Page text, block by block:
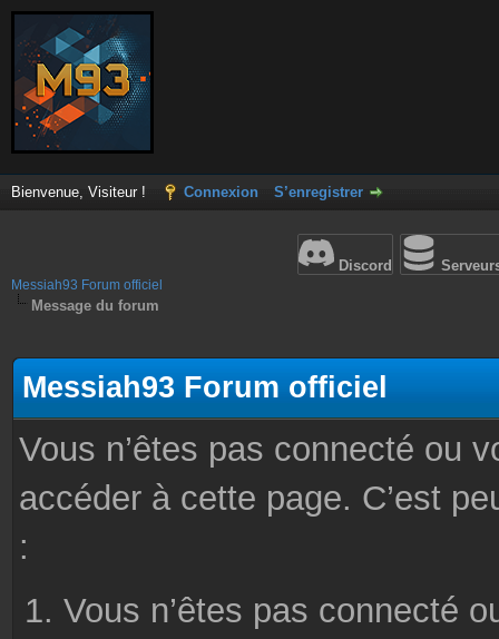
Bienvenue, Visiteur ! Connexion S’enregistrer
Discord
Messiah93 Forum officiel
Message du forum
Messiah93 Forum officiel
Vous n’êtes pas connecté ou
accéder à cette page. C’est
:
Vous n’êtes pas connecté